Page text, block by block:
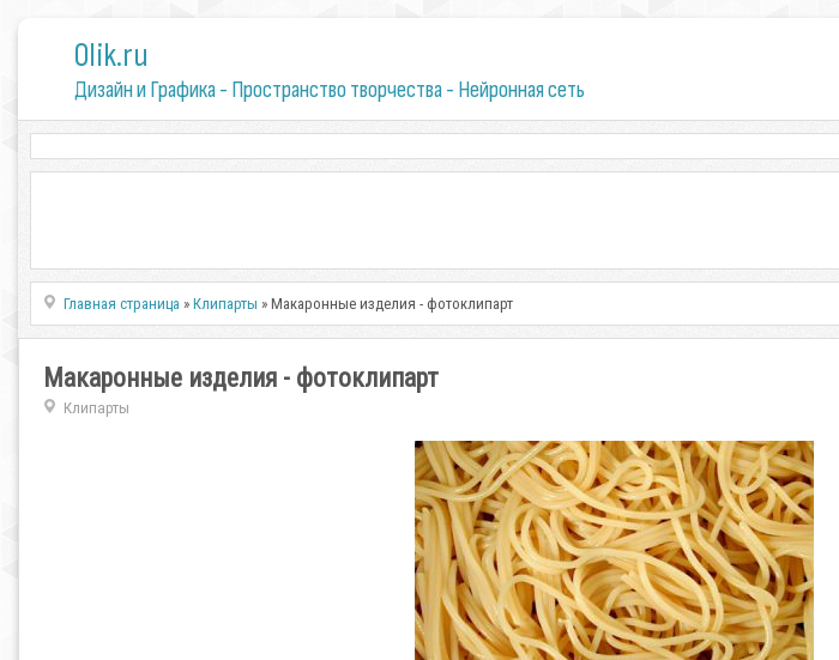
0lik.ru
Дизайн и Графика - Пространство творчества - Нейронная сеть
Главная страница »Клипарты » Макаронные изделия - фотоклипарт
Макаронные изделия - фотоклипарт
Клипарты